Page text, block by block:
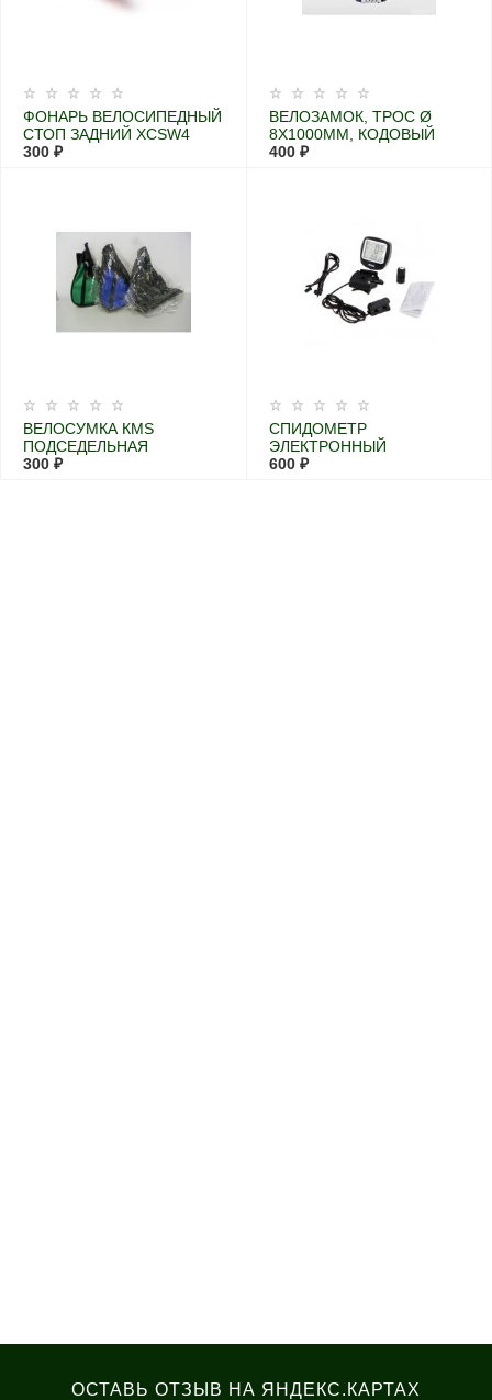
ФОНАРЬ ВЕЛОСИПЕДНЫЙ
СТОП ЗАДНИЙ XCSW4
300 ₽
ВЕЛОЗАМОК, ТРОС Ø
8X1000ММ, КОДОВЫЙ
400 ₽
ВЕЛОСУМКА КМS
ПОДСЕДЕЛЬНАЯ
300 ₽
СПИДОМЕТР
ЭЛЕКТРОННЫЙ
600 ₽
ОСТАВЬ ОТЗЫВ НА ЯНДЕКС.КАРТАХ